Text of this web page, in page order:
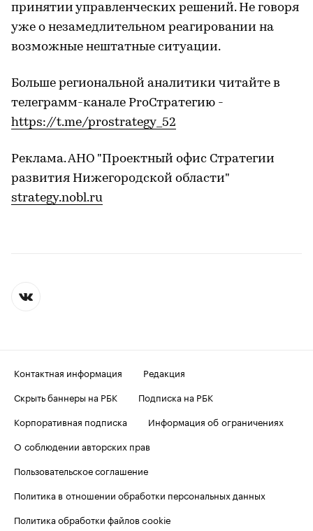
принятии управленческих решений. Не говоря
уже о незамедлительном реагировании на
возможные нештатные ситуации.
Больше региональной аналитики читайте в
телеграмм-канале ProСтратегию -
https://t.me/prostrategy_52
Реклама. АНО "Проектный офис Стратегии
развития Нижегородской области"
strategy.nobl.ru
Контактная информация
Редакция
Скрыть баннеры на РБК
Подписка на РБК
Корпоративная подписка
Информация об ограничениях
О соблюдении авторских прав
Пользовательское соглашение
Политика в отношении обработки персональных данных
Политика обработки файлов cookie